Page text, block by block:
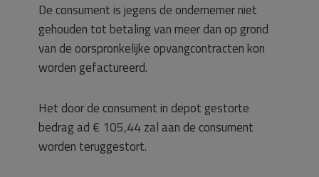
De consument is jegens de ondernemer niet
gehouden tot betaling van meer dan op grond
van de oorspronkelijke opvangcontracten kon
worden gefactureerd.
Het door de consument in depot gestorte
bedrag ad € 105,44 zal aan de consument
worden teruggestort.